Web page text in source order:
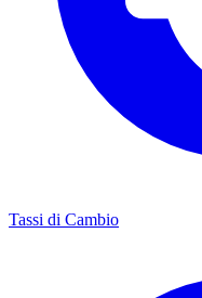
Tassi di Cambio